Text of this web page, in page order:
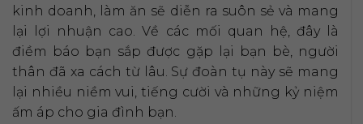
kinh doanh, làm ăn sẽ diễn ra suôn sẻ và mang
lại lợi nhuận cao. Về các mối quan hệ, đây là
điềm báo bạn sắp được gặp lại bạn bè, người
thân đã xa cách từ lâu. Sự đoàn tụ này sẽ mang
lại nhiều niềm vui, tiếng cười và những kỷ niệm
ấm áp cho gia đình bạn.